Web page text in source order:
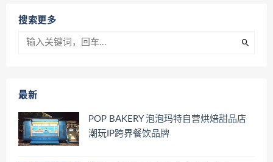
搜索更多
最新
POP BAKERY 泡泡玛特自营烘焙甜品店
潮玩IP跨界餐饮品牌